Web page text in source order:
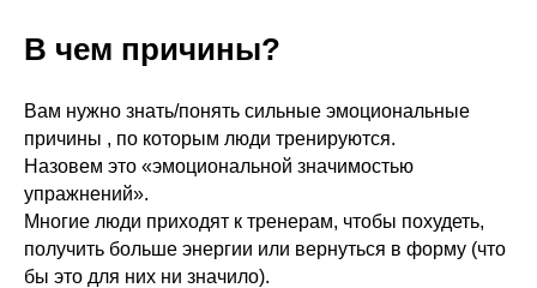
В чем причины?
Вам нужно знать/понять сильные эмоциональные
причины , по которым люди тренируются.
Назовем это «эмоциональной значимостью
упражнений».
Многие люди приходят к тренерам, чтобы похудеть,
получить больше энергии или вернуться в форму (что
бы это для них ни значило).